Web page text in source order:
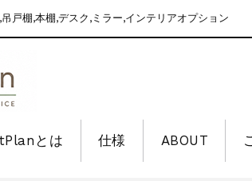
戸棚,本棚,デスク,ミラー,インテリアオプション
とは 仕様 ABOUT
年末年始休業のお知らせ